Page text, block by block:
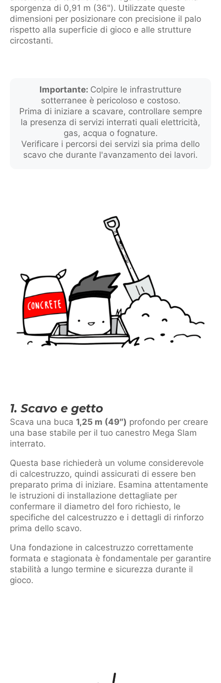
sporgenza di 0,91 m (36"). Utilizzate queste
dimensioni per posizionare con precisione il palo
rispetto alla superficie di gioco e alle strutture
circostanti.
Importante: Colpire le infrastrutture
sotterranee è pericoloso e costoso.
Prima di iniziare a scavare, controllare sempre
la presenza di servizi interrati quali elettricità,
gas, acqua o fognature.
Verificare i percorsi dei servizi sia prima dello
scavo che durante l'avanzamento dei lavori.
1. Scavo e getto
Scava una buca 1,25 m (49″) profondo per creare
una base stabile per il tuo canestro Mega Slam
interrato.
Questa base richiederà un volume considerevole
di calcestruzzo, quindi assicurati di essere ben
preparato prima di iniziare. Esamina attentamente
le istruzioni di installazione dettagliate per
confermare il diametro del foro richiesto, le
specifiche del calcestruzzo e i dettagli di rinforzo
prima dello scavo.
Una fondazione in calcestruzzo correttamente
formata e stagionata è fondamentale per garantire
stabilità a lungo termine e sicurezza durante il
gioco.